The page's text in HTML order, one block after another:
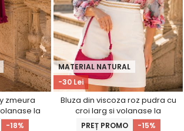
zmeura
la
-18%
-30 Lei
MATERIAL NATURAL
Bluza din viscoza roz pudra cu
croi larg si volanase la
maneca - StarShinerS
PREȚ PROMO -15%